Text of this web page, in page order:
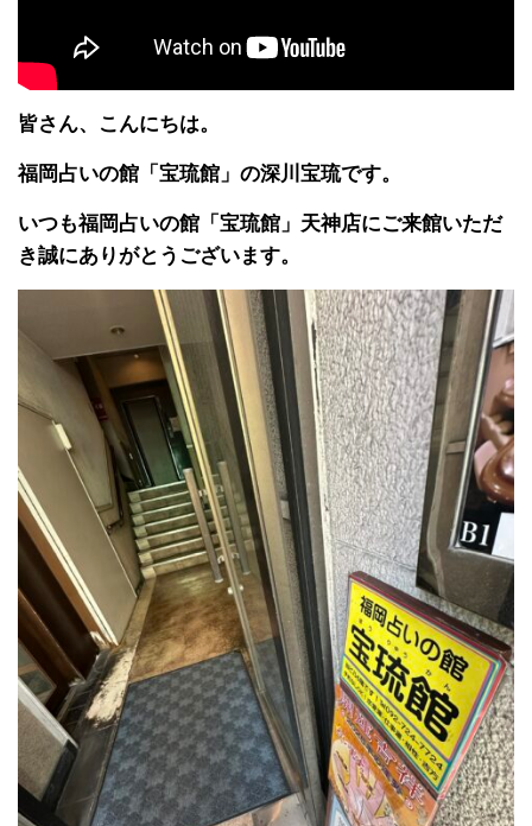
皆さん、こんにちは。
福岡占いの館「宝琉館」の深川宝琉です。
いつも福岡占いの館「宝琉館」天神店にご来館いただ
き誠にありがとうございます。